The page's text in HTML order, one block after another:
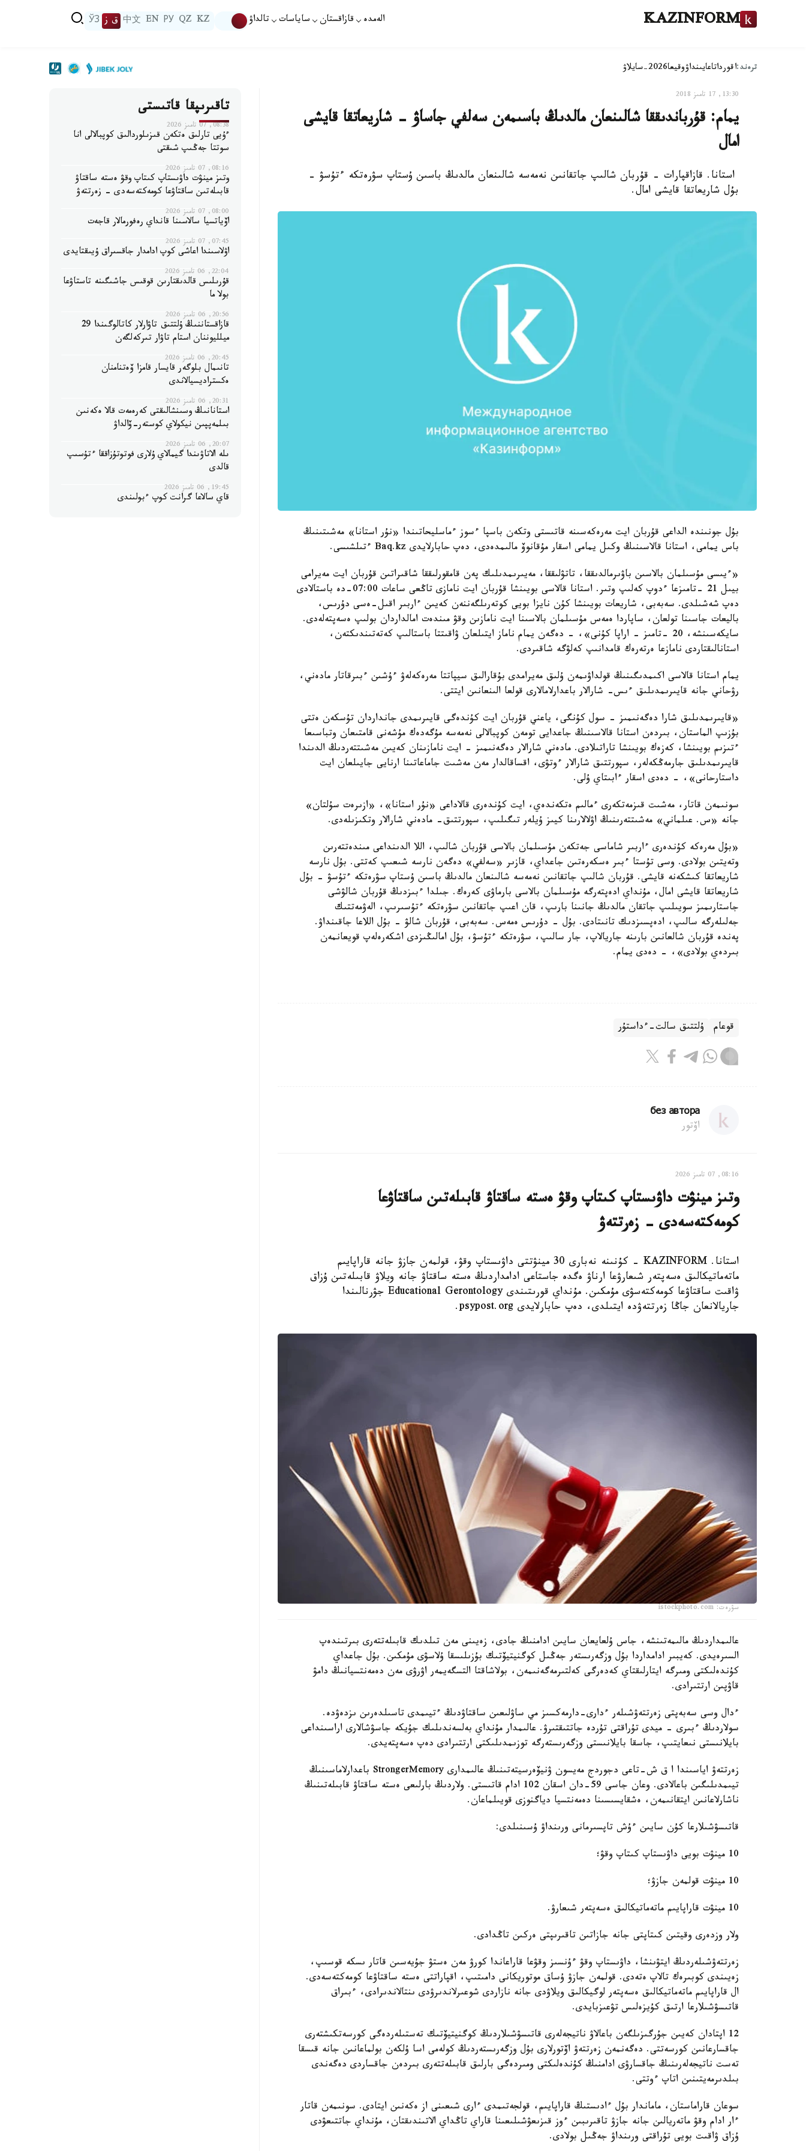
KAZINFORM الەمدە قازاقستان ساياسات تالداۋ KZ
QZ
РУ
EN
中文 ق ز ЎЗ
ترەند:اقورداتاعايىنداۋوقيعا2026-سايلاۋ
13:30, 17 تامىز 2018
يمام: قۇرباندىققا شالىنعان مالدىڭ باسىمەن سەلفي جاساۋ - شاريعاتقا قايشى
امال
استانا. قازاقپارات - قۇربان شالىپ جاتقانىن نەمەسە شالىنعان مالدىڭ باسىن ۇستاپ سۋرەتكە ءتۇسۋ -
بۇل شاريعاتقا قايشى امال.
بۇل جونىندە الداعى قۇربان ايت مەرەكەسىنە قاتىستى وتكەن باسپا ءسوز ءماسليحاتىندا «نۇر استانا» مەشىتىنىڭ
باس يمامى، استانا قالاسىنىڭ وكىل يمامى اسقار مۇقانوۆ مالىمدەدى، دەپ حابارلايدى Baq.kz ءتىلشىسى.
«ءيىسى مۇسىلمان بالاسىن باۋىرمالدىققا، تاتۋلىققا، مەيىرىمدىلىك پەن قامقورلىققا شاقىراتىن قۇربان ايت مەيرامى
بيىل 21 -تامىزعا ءدوپ كەلىپ وتىر. استانا قالاسى بويىنشا قۇربان ايت نامازى تاڭعى ساعات 07:00-دە باستالادى
دەپ شەشىلدى. سەبەبى، شاريعات بويىنشا كۇن نايزا بويى كوتەرىلگەننەن كەيىن ءاربىر اقىل-ەسى دۇرىس،
باليعات جاسىنا تولعان، ساپاردا ەمەس مۇسىلمان بالاسىنا ايت نامازىن وقۋ مىندەت امالداردان بولىپ ەسەپتەلەدى.
سايكەسىنشە، 20 -تامىز - اراپا كۇنى»، - دەگەن يمام ناماز ايتىلعان ۋاقىتتا باستالىپ كەتەتىندىكتەن،
استانالىقتاردى نامازعا ەرتەرەك قامدانىپ كەلۋگە شاقىردى.
يمام استانا قالاسى اكىمدىگىنىڭ قولداۋىمەن ۇلىق مەيرامدى بۇقارالىق سيپاتتا مەرەكەلەۋ ءۇشىن ءبىرقاتار مادەني،
رۋحاني جانە قايىرىمدىلىق ءىس- شارالار باعدارلامالارى قولعا الىنعانىن ايتتى.
«قايىرىمدىلىق شارا دەگەنىمىز - سول كۇنگى، ياعني قۇربان ايت كۇندەگى قايىرىمدى جانداردان تۇسكەن ەتتى
بۇزىپ الماستان، بىردەن استانا قالاسىنىڭ جاعدايى تومەن كوپبالالى نەمەسە مۇگەدەك مۇشەنى قامتىعان وتباسىعا
ءتىزىم بويىنشا، كەزەك بويىنشا تاراتىلادى. مادەني شارالار دەگەنىمىز - ايت نامازىنان كەيىن مەشىتتەردىڭ الدىندا
قايىرىمدىلىق جارمەڭكەلەر، سپورتتىق شارالار ءوتۋى، اقساقالدار مەن مەشىت جاماعاتىنا ارنايى جايىلعان ايت
داستارحانى»، - دەدى اسقار ءابىتاي ۇلى.
سونىمەن قاتار، مەشىت قىزمەتكەرى ءمالىم ەتكەندەي، ايت كۇندەرى قالاداعى «نۇر استانا»، «ازىرەت سۇلتان»
جانە «س. عىلماني» مەشىتتەرىنىڭ اۋلالارىنا كيىز ۇيلەر تىگىلىپ، سپورتتىق- مادەني شارالار وتكىزىلەدى.
«بۇل مەرەكە كۇندەرى ءاربىر شاماسى جەتكەن مۇسىلمان بالاسى قۇربان شالىپ، اللا الدىنداعى مىندەتتەرىن
وتەيتىن بولادى. وسى تۇستا ءبىر ەسكەرەتىن جاعداي، قازىر «سەلفي» دەگەن نارسە شىعىپ كەتتى. بۇل نارسە
شاريعاتقا كىشكەنە قايشى. قۇربان شالىپ جاتقانىن نەمەسە شالىنعان مالدىڭ باسىن ۇستاپ سۋرەتكە ءتۇسۋ - بۇل
شاريعاتقا قايشى امال، مۇنداي ادەپتەرگە مۇسىلمان بالاسى بارماۋى كەرەك. جىلدا ءبىزدىڭ قۇربان شالۋشى
جاستارىمىز سويىلىپ جاتقان مالدىڭ جانىنا بارىپ، قان اعىپ جاتقانىن سۋرەتكە ءتۇسىرىپ، الەۋمەتتىك
جەلىلەرگە سالىپ، ادەپسىزدىك تانىتادى. بۇل - دۇرىس ەمەس. سەبەبى، قۇربان شالۋ - بۇل اللاعا جاقىنداۋ.
پەندە قۇربان شالعانىن بارىنە جاريالاپ، جار سالىپ، سۋرەتكە ءتۇسۋ، بۇل امالىڭىزدى اشكەرەلەپ قويعانمەن
بىردەي بولادى»، - دەدى يمام.
قوعام ۇلتتىق سالت-ءداستۇر
без автора
اۆتور
08:16, 07 تامىز 2026
وتىز مينۋت داۋىستاپ كىتاپ وقۋ ەستە ساقتاۋ قابىلەتىن ساقتاۋعا
كومەكتەسەدى - زەرتتەۋ
استانا. KAZINFORM - كۇنىنە نەبارى 30 مينۋتتى داۋىستاپ وقۋ، قولمەن جازۋ جانە قاراپايىم
ماتەماتيكالىق ەسەپتەر شىعارۋعا ارناۋ ەگدە جاستاعى ادامداردىڭ ەستە ساقتاۋ جانە ويلاۋ قابىلەتىن ۇزاق
ۋاقىت ساقتاۋعا كومەكتەسۋى مۇمكىن. مۇنداي قورىتىندى Educational Gerontology جۋرنالىندا
جاريالانعان جاڭا زەرتتەۋدە ايتىلدى، دەپ حابارلايدى psypost.org.
سۋرەت: istockphoto.com
عالىمداردىڭ مالىمەتىنشە، جاس ۇلعايعان سايىن ادامنىڭ جادى، زەيىنى مەن تىلدىك قابىلەتتەرى بىرتىندەپ
السىرەيدى. كەيبىر ادامداردا بۇل وزگەرىستەر جەڭىل كوگنيتيۆتىك بۇزىلىسقا ۇلاسۋى مۇمكىن. بۇل جاعداي
كۇندەلىكتى ومىرگە ايتارلىقتاي كەدەرگى كەلتىرمەگەنىمەن، بولاشاقتا التسگەيمەر اۋرۋى مەن دەمەنتسيانىڭ دامۋ
قاۋپىن ارتتىرادى.
ءدال وسى سەبەپتى زەرتتەۋشىلەر ءدارى-دارمەكسىز مي ساۋلىعىن ساقتاۋدىڭ ءتيىمدى تاسىلدەرىن ىزدەۋدە.
سولاردىڭ ءبىرى - ميدى تۇراقتى تۇردە جاتتىقتىرۋ. عالىمدار مۇنداي بەلسەندىلىك جۇيكە جاسۋشالارى اراسىنداعى
بايلانىستى نىعايتىپ، جاسقا بايلانىستى وزگەرىستەرگە توزىمدىلىكتى ارتتىرادى دەپ ەسەپتەيدى.
زەرتتەۋ اياسىندا ا ق ش-تاعى دجوردج مەيسون ۋنيۆەرسيتەتىنىڭ عالىمدارى StrongerMemory باعدارلاماسىنىڭ
تيىمدىلىگىن باعالادى. وعان جاسى 59-دان اسقان 102 ادام قاتىستى. ولاردىڭ بارلىعى ەستە ساقتاۋ قابىلەتىنىڭ
ناشارلاعانىن ايتقانىمەن، ەشقايسىسىنا دەمەنتسيا دياگنوزى قويىلماعان.
قاتىسۋشىلارعا كۇن سايىن ءۇش تاپسىرمانى ورىنداۋ ۇسىنىلدى:
10 مينۋت بويى داۋىستاپ كىتاپ وقۋ؛
10 مينۋت قولمەن جازۋ؛
10 مينۋت قاراپايىم ماتەماتيكالىق ەسەپتەر شىعارۋ.
ولار وزدەرى وقيتىن كىتاپتى جانە جازاتىن تاقىرىپتى ەركىن تاڭدادى.
زەرتتەۋشىلەردىڭ ايتۋىنشا، داۋىستاپ وقۋ ءۇنسىز وقۋعا قاراعاندا كورۋ مەن ەستۋ جۇيەسىن قاتار ىسكە قوسىپ،
زەيىندى كوبىرەك تالاپ ەتەدى. قولمەن جازۋ ۇساق موتوريكانى دامىتىپ، اقپاراتتى ەستە ساقتاۋعا كومەكتەسەدى.
ال قاراپايىم ماتەماتيكالىق ەسەپتەر لوگيكالىق ويلاۋدى جانە نازاردى شوعىرلاندىرۋدى ىنتالاندىرادى، ءبىراق
قاتىسۋشىلارعا ارتىق كۇيزەلىس تۋعىزبايدى.
12 اپتادان كەيىن جۇرگىزىلگەن باعالاۋ ناتيجەلەرى قاتىسۋشىلاردىڭ كوگنيتيۆتىك تەستىلەردەگى كورسەتكىشتەرى
جاقسارعانىن كورسەتتى. دەگەنمەن زەرتتەۋ اۆتورلارى بۇل وزگەرىستەردىڭ كولەمى اسا ۇلكەن بولماعانىن جانە قىسقا
تەست ناتيجەلەرىنىڭ جاقسارۋى ادامنىڭ كۇندەلىكتى ومىردەگى بارلىق قابىلەتتەرى بىردەن جاقساردى دەگەندى
بىلدىرمەيتىنىن اتاپ ءوتتى.
سوعان قاراماستان، ماماندار بۇل ءادىستىڭ قاراپايىم، قولجەتىمدى ءارى شىعىنى از ەكەنىن ايتادى. سونىمەن قاتار
ءار ادام وقۋ ماتەريالىن جانە جازۋ تاقىرىبىن ءوز قىزىعۋشىلىعىنا قاراي تاڭداي الاتىندىقتان، مۇنداي جاتتىعۋدى
ۇزاق ۋاقىت بويى تۇراقتى ورىنداۋ جەڭىل بولادى.
تاقىرىپقا قاتىستى
08:38, 07 تامىز 2026
ءۇيى تارلىق ەتكەن قىزىلوردالىق كوپبالالى انا
سوتتا جەڭىپ شىقتى
08:16, 07 تامىز 2026
وتىز مينۋت داۋىستاپ كىتاپ وقۋ ەستە ساقتاۋ
قابىلەتىن ساقتاۋعا كومەكتەسەدى - زەرتتەۋ
08:00, 07 تامىز 2026
اۆياتسيا سالاسىنا قانداي رەفورمالار قاجەت
07:45, 07 تامىز 2026
اۋلاسىندا اعاشى كوپ ادامدار جاقسىراق ۇيىقتايدى
22:04, 06 تامىز 2026
قۇرىلىس قالدىقتارىن قوقىس جاشىگىنە تاستاۋعا
بولا ما
20:56, 06 تامىز 2026
قازاقستاننىڭ ۇلتتىق تاۋارلار كاتالوگىندا 29
ميلليوننان استام تاۋار تىركەلگەن
20:45, 06 تامىز 2026
تانىمال بلوگەر قايسار قامزا ۆەتنامنان
ەكستراديسيالاندى
20:31, 06 تامىز 2026
استانانىڭ وسىنشالىقتى كەرەمەت قالا ەكەنىن
بىلمەپپىن نيكولاي كوستەر-ۆالداۋ
20:07, 06 تامىز 2026
ىلە الاتاۋىندا گيمالاي ۇلارى فوتوتۇزاققا ءتۇسىپ
قالدى
19:45, 06 تامىز 2026
قاي سالاعا گرانت كوپ ءبولىندى